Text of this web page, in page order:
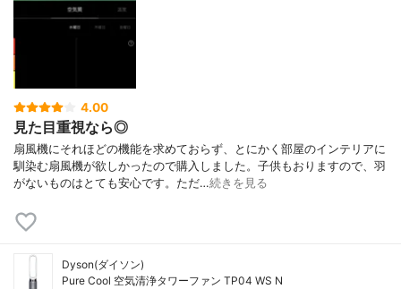
4.00
見た目重視なら◎
扇風機にそれほどの機能を求めておらず、とにかく部屋のインテリアに
馴染む扇風機が欲しかったので購入しました。子供もおりますので、羽
がないものはとても安心です。ただ…続きを見る
Dyson(ダイソン)
Pure Cool 空気清浄タワーファン TP04 WS N